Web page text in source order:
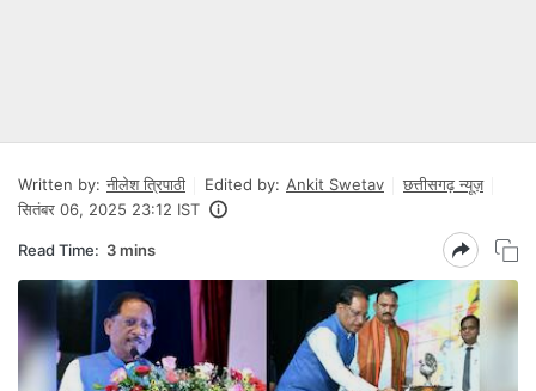
Written by: नीलेश त्रिपाठी Edited by: Ankit Swetav
छत्तीसगढ़ न्यूज़
सितंबर 06, 2025 23:12 IST
Read Time: 3 mins